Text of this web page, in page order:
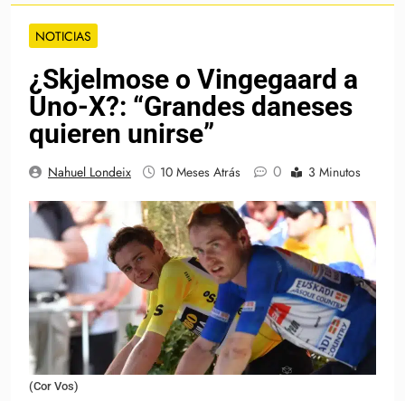
NOTICIAS
¿Skjelmose o Vingegaard a
Uno-X?: “Grandes daneses
quieren unirse”
Nahuel Londeix 10 Meses Atrás 0 3 Minutos
(Cor Vos)